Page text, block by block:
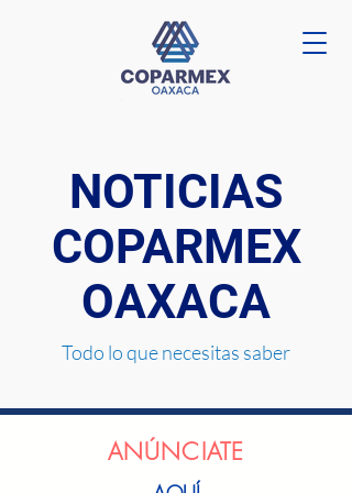
NOTICIAS
COPARMEX
OAXACA
Todo lo que necesitas saber
ANÚNCIATE